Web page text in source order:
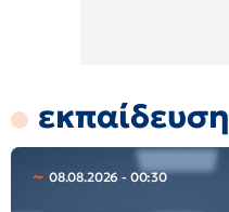
εκπαίδευση
08.08.2026 - 00:30